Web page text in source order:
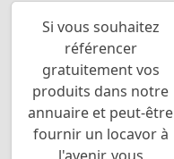
Si vous souhaitez
référencer
gratuitement vos
produits dans notre
annuaire et peut-être
fournir un locavor à